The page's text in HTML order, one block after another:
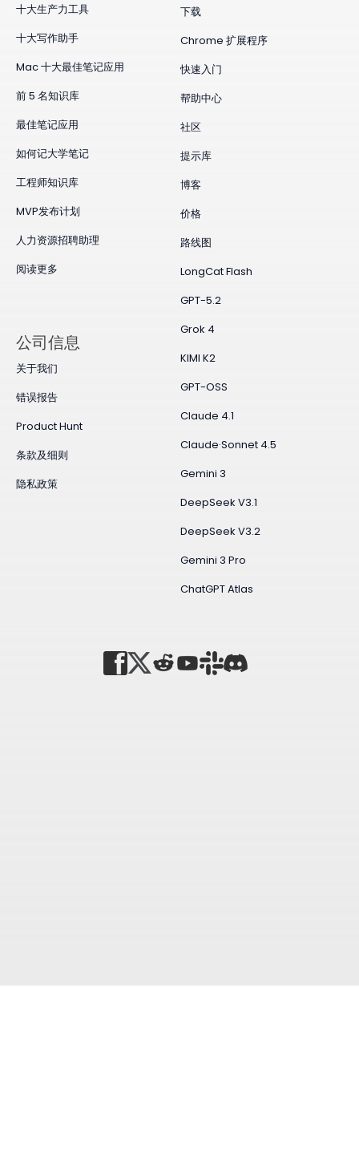
十大生产力工具
十大写作助手
Mac 十大最佳笔记应用
前 5 名知识库
最佳笔记应用
如何记大学笔记
工程师知识库
MVP发布计划
人力资源招聘助理
阅读更多
下载
Chrome 扩展程序
快速入门
帮助中心
社区
提示库
博客
价格
路线图
LongCat Flash
GPT-5.2
Grok 4
KIMI K2
GPT-OSS
Claude 4.1
Claude·Sonnet 4.5
Gemini 3
DeepSeek V3.1
DeepSeek V3.2
Gemini 3 Pro
ChatGPT Atlas
公司信息
关于我们
错误报告
Product Hunt
条款及细则
隐私政策